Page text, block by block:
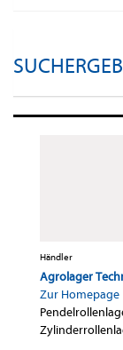
Händler
Agrolager
Zur Homepage